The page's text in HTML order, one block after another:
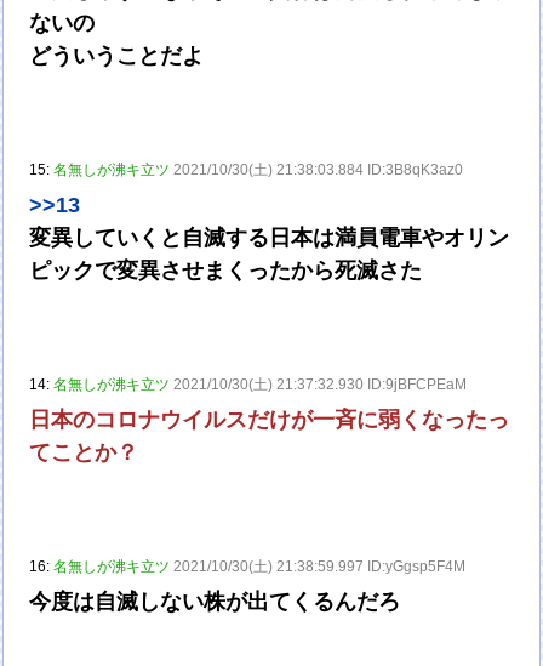
ないの
どういうことだよ
15:名無しが沸キ立ツ 2021/10/30(土) 21:38:03.884 ID:3B8qK3az0
>>13
変異していくと自滅する日本は満員電車やオリン
ピックで変異させまくったから死滅さた
14:名無しが沸キ立ツ 2021/10/30(土) 21:37:32.930 ID:9jBFCPEaM
日本のコロナウイルスだけが一斉に弱くなったっ
てことか？
16:名無しが沸キ立ツ 2021/10/30(土) 21:38:59.997 ID:yGgsp5F4M
今度は自滅しない株が出てくるんだろ